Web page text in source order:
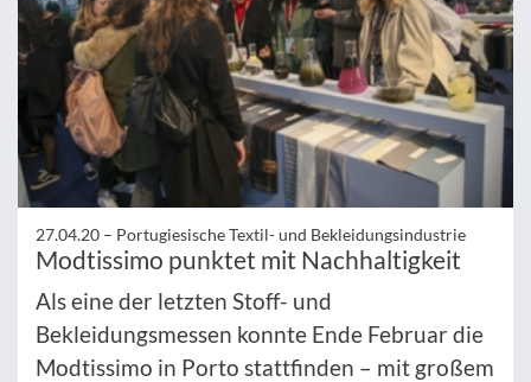
27.04.20 – Portugiesische Textil- und Bekleidungsindustrie
Modtissimo punktet mit Nachhaltigkeit
Als eine der letzten Stoff- und
Bekleidungsmessen konnte Ende Februar die
Modtissimo in Porto stattfinden – mit großem